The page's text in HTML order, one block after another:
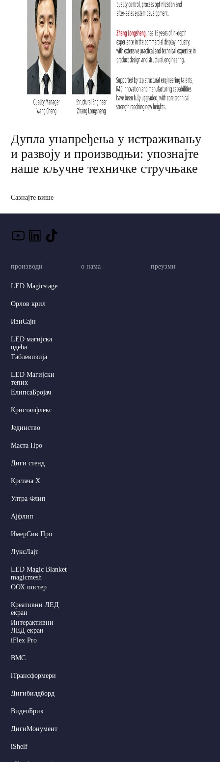
Дупла унапређења у истраживању
и развоју и производњи: упознајте
наше кључне техничке стручњаке
Сазнајте више
производи
LED Magicstage
Орлов крил
ИзиСајн
LED магијска
одећа
Таблевизија
LED Магијски
тепих
ЕлипсаБројач
Кристалфлекс
Јединство
Маста Про
Диги стенд
Крстача X
Ултра Флип
Ајфлип
ИмерСив Про
ЛуксЛајт
LED Magic Blanket
magicmesh
ООХ постер
Креативни ЛЕД
екран
Интерактивни
ЛЕД екран
iFlex Pro
ВМС
iТрансформери
Дигибилдборд
ВидеоБрик
ДигиМонумент
iShelf
о нама преузми
Hindi
Dutch